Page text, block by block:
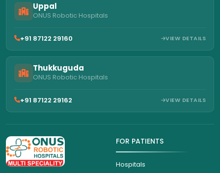
Uppal
ONUS Robotic Hospitals
+91 87122 29160 VIEW DETAILS
Thukkuguda
ONUS Robotic Hospitals
+91 87122 29162 VIEW DETAILS
FOR PATIENTS
Hospitals